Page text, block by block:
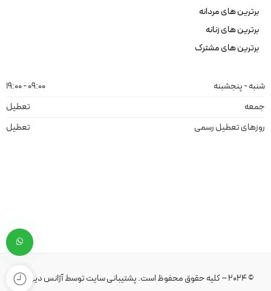
برترین های مردانه
برترین های زنانه
برترین های مشترک
شنبه - پنجشبنه
09:00 - 19:00
جمعه
تعطیل
روزهای تعطیل رسمی
تعطیل
© 2024 – کلیه حقوق محفوظ است. پشتیبانی سایتتوسطآژانس دیهیم.